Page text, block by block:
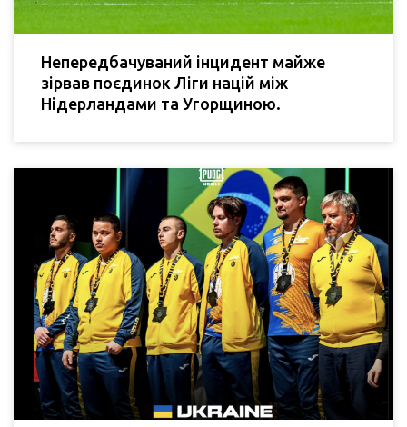
Непередбачуваний інцидент майже
зірвав поєдинок Ліги націй між
Нідерландами та Угорщиною.